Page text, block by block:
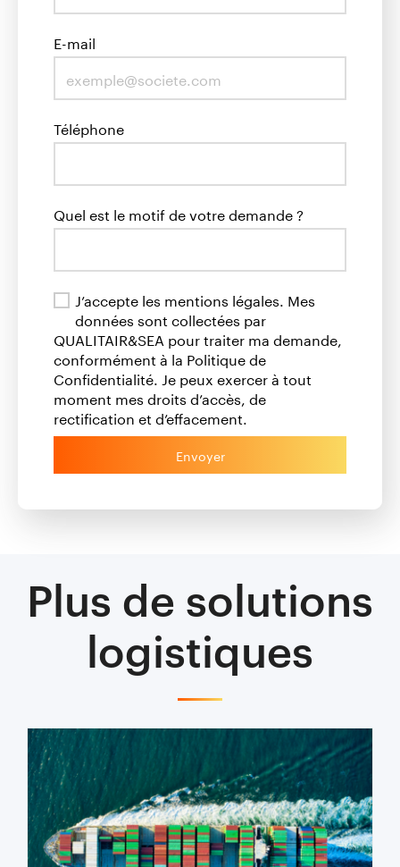
E-mail
Téléphone
Quel est le motif de votre demande ?
J’accepte les mentions légales. Mes
données sont collectées par
QUALITAIR&SEA pour traiter ma demande,
conformément à la Politique de
Confidentialité. Je peux exercer à tout
moment mes droits d’accès, de
rectification et d’effacement.
Envoyer
Plus de solutions
logistiques